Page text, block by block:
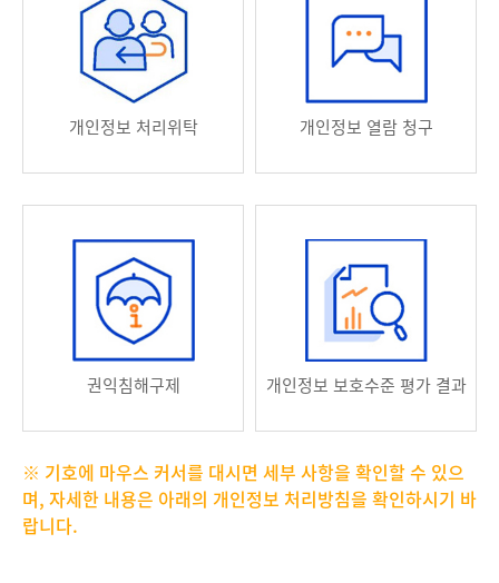
개인정보 처리위탁 개인정보 열람 청구
권익침해구제 개인정보 보호수준 평가 결과
※ 기호에 마우스 커서를 대시면 세부 사항을 확인할 수 있으
며, 자세한 내용은 아래의 개인정보 처리방침을 확인하시기 바
랍니다.